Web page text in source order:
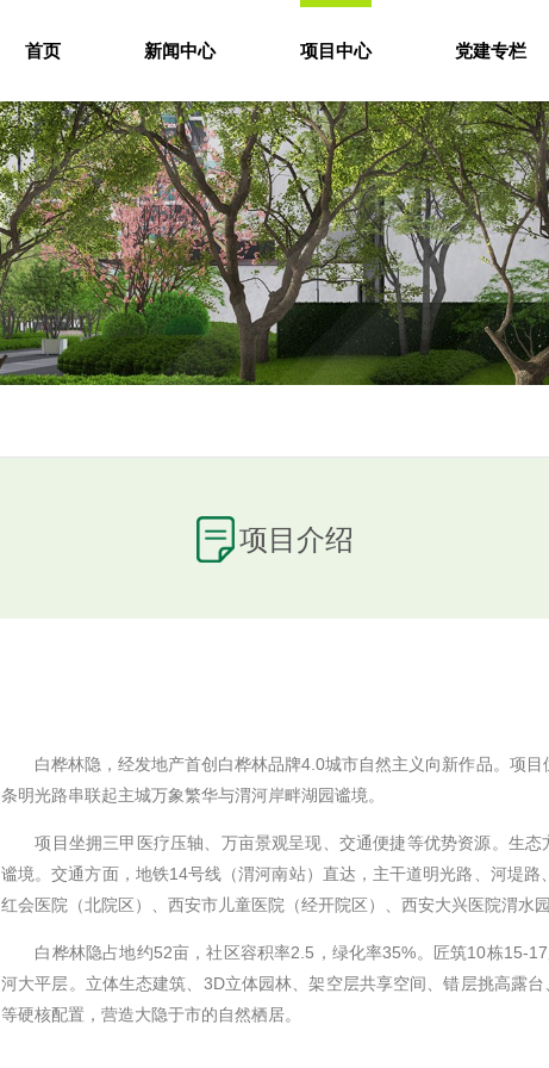
首页 新闻中心 项目中心 党建专栏
项目介绍
白桦林隐，经发地产首创白桦林品牌4.0城市自然主义向新作品。项
条明光路串联起主城万象繁华与渭河岸畔湖园谧境。
项目坐拥三甲医疗压轴、万亩景观呈现、交通便捷等优势资源。生态
谧境。交通方面，地铁14号线（渭河南站）直达，主干道明光路、河堤
红会医院（北院区）、西安市儿童医院（经开院区）、西安大兴医院渭水
白桦林隐占地约52亩，社区容积率2.5，绿化率35%。匠筑10栋15-
河大平层。立体生态建筑、3D立体园林、架空层共享空间、错层挑高露
等硬核配置，营造大隐于市的自然栖居。